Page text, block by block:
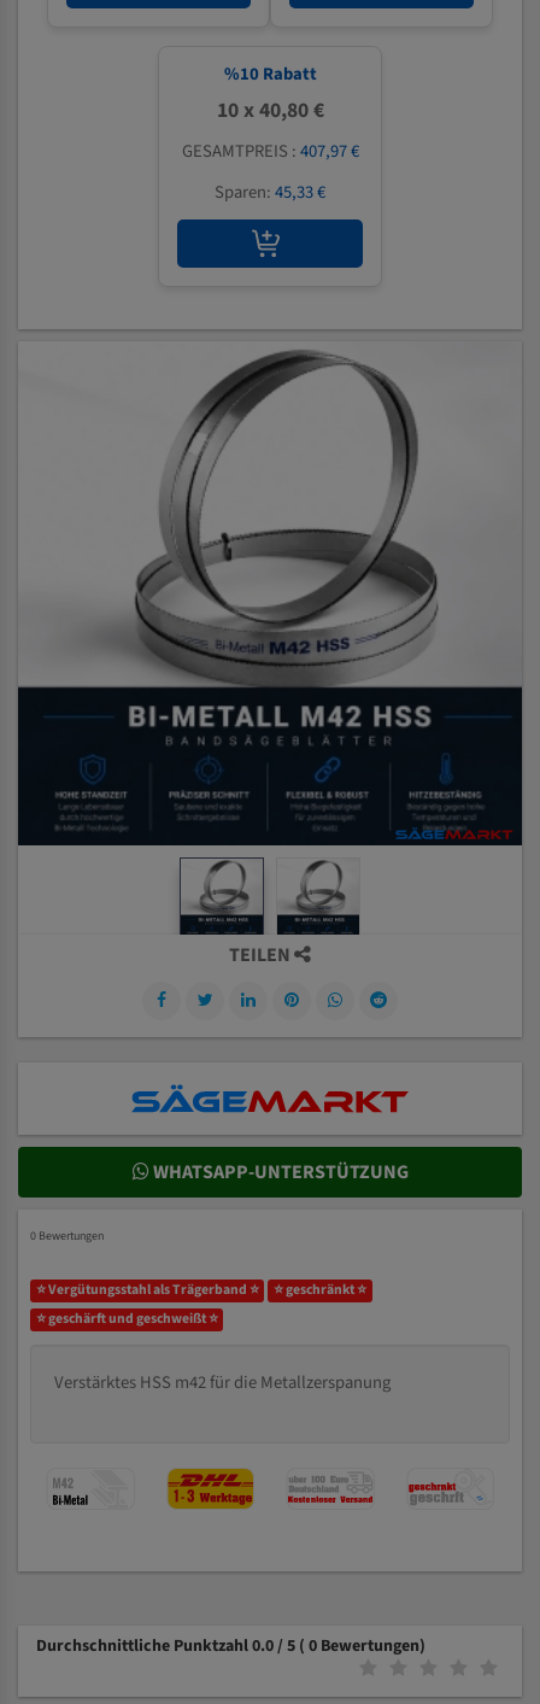
%10 Rabatt
10 x 40,80 €
GESAMTPREIS :407,97 €
Sparen:45,33 €
TEILEN
WHATSAPP-UNTERSTÜTZUNG
0 Bewertungen
⭐ Vergütungsstahl als Trägerband ⭐
⭐ geschränkt ⭐
⭐ geschärft und geschweißt ⭐
Verstärktes HSS m42 für die Metallzerspanung
Durchschnittliche Punktzahl 0.0 / 5 ( 0 Bewertungen)